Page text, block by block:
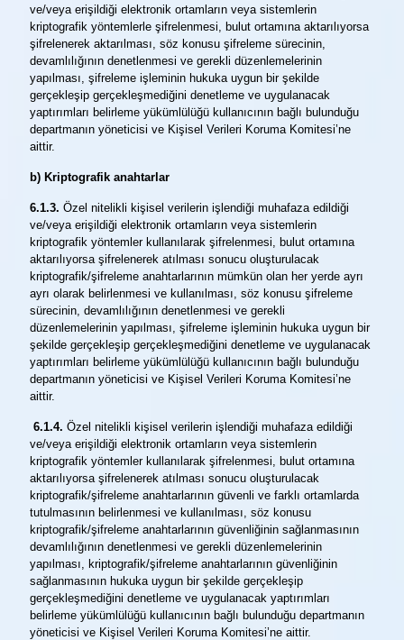
ve/veya erişildiği elektronik ortamların veya sistemlerin
kriptografik yöntemlerle şifrelenmesi, bulut ortamına aktarılıyorsa
şifrelenerek aktarılması, söz konusu şifreleme sürecinin,
devamlılığının denetlenmesi ve gerekli düzenlemelerinin
yapılması, şifreleme işleminin hukuka uygun bir şekilde
gerçekleşip gerçekleşmediğini denetleme ve uygulanacak
yaptırımları belirleme yükümlülüğü kullanıcının bağlı bulunduğu
departmanın yöneticisi ve Kişisel Verileri Koruma Komitesi’ne
aittir.
b) Kriptografik anahtarlar
6.1.3. Özel nitelikli kişisel verilerin işlendiği muhafaza edildiği
ve/veya erişildiği elektronik ortamların veya sistemlerin
kriptografik yöntemler kullanılarak şifrelenmesi, bulut ortamına
aktarılıyorsa şifrelenerek atılması sonucu oluşturulacak
kriptografik/şifreleme anahtarlarının mümkün olan her yerde ayrı
ayrı olarak belirlenmesi ve kullanılması, söz konusu şifreleme
sürecinin, devamlılığının denetlenmesi ve gerekli
düzenlemelerinin yapılması, şifreleme işleminin hukuka uygun bir
şekilde gerçekleşip gerçekleşmediğini denetleme ve uygulanacak
yaptırımları belirleme yükümlülüğü kullanıcının bağlı bulunduğu
departmanın yöneticisi ve Kişisel Verileri Koruma Komitesi’ne
aittir.
6.1.4. Özel nitelikli kişisel verilerin işlendiği muhafaza edildiği
ve/veya erişildiği elektronik ortamların veya sistemlerin
kriptografik yöntemler kullanılarak şifrelenmesi, bulut ortamına
aktarılıyorsa şifrelenerek atılması sonucu oluşturulacak
kriptografik/şifreleme anahtarlarının güvenli ve farklı ortamlarda
tutulmasının belirlenmesi ve kullanılması, söz konusu
kriptografik/şifreleme anahtarlarının güvenliğinin sağlanmasının
devamlılığının denetlenmesi ve gerekli düzenlemelerinin
yapılması, kriptografik/şifreleme anahtarlarının güvenliğinin
sağlanmasının hukuka uygun bir şekilde gerçekleşip
gerçekleşmediğini denetleme ve uygulanacak yaptırımları
belirleme yükümlülüğü kullanıcının bağlı bulunduğu departmanın
yöneticisi ve Kişisel Verileri Koruma Komitesi’ne aittir.